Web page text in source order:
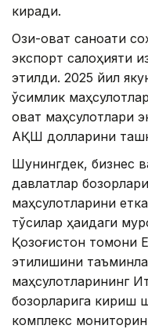
киради.
Озиқ-овқат саноати
экспорт салоҳияти
этилди. 2025 йил
ўсимлик
овқат маҳсулотлари
АҚШ долларини
Шунингдек, бизнес
давлатлар
маҳсулотларини
тўсиқлар ҳақидаги
Қозоғистон томони
этилишини
маҳсулотларининг
бозорларига кириш
комплекс